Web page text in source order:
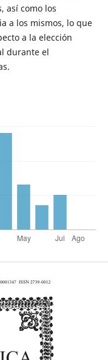
así como los
a los mismos, lo que
a la elección
durante el